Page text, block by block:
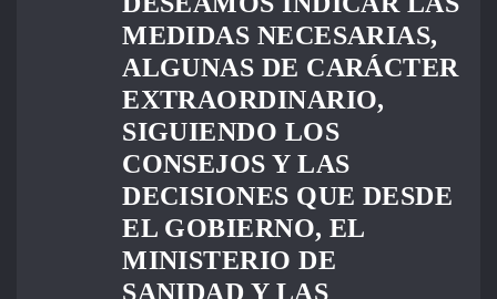
MEDIDAS NECESARIAS,
ALGUNAS DE CARÁCTER
EXTRAORDINARIO,
SIGUIENDO LOS
CONSEJOS Y LAS
DECISIONES QUE DESDE
EL GOBIERNO, EL
MINISTERIO DE
SANIDAD Y LAS